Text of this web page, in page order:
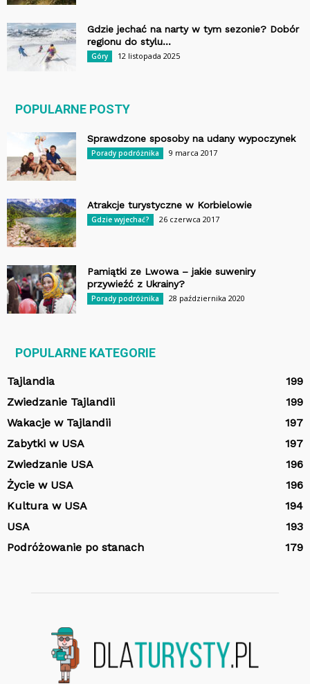
Gdzie jechać na narty w tym sezonie? Dobór
regionu do stylu...
Góry 12 listopada 2025
POPULARNE POSTY
Sprawdzone sposoby na udany wypoczynek
Porady podróżnika 9 marca 2017
Atrakcje turystyczne w Korbielowie
Gdzie wyjechać? 26 czerwca 2017
Pamiątki ze Lwowa – jakie suweniry
przywieźć z Ukrainy?
Porady podróżnika 28 października 2020
POPULARNE KATEGORIE
Tajlandia
199
Zwiedzanie Tajlandii
199
Wakacje w Tajlandii
197
Zabytki w USA
197
Zwiedzanie USA
196
Życie w USA
196
Kultura w USA
194
USA
193
Podróżowanie po stanach
179